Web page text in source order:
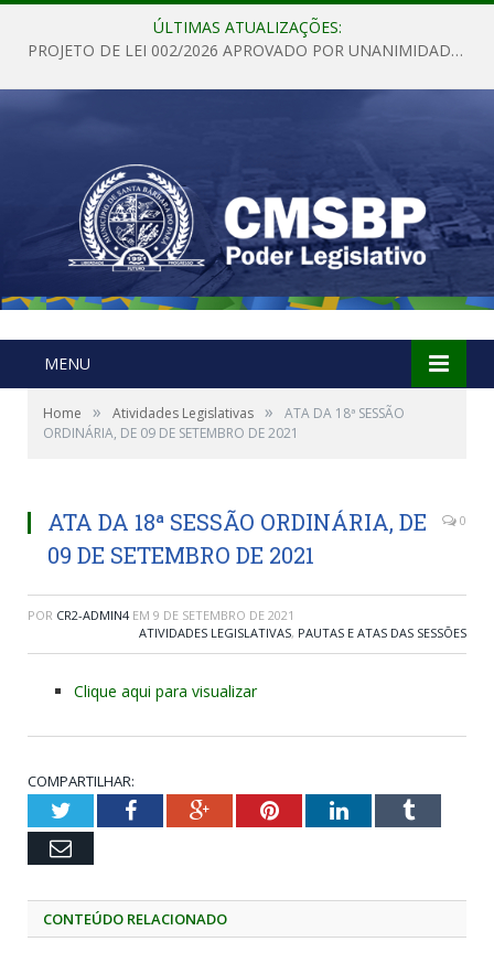
ÚLTIMAS ATUALIZAÇÕES:
PROJETO DE LEI 002/2026 APROVADO POR UNANIMIDADE EM SESSÃO ORDINÁRIA NESTA QUINTA – FEIRA 28 DE MAIO DE 2026
MENU
Home » Atividades Legislativas »
ATA DA 18ª SESSÃO
ORDINÁRIA, DE 09 DE SETEMBRO DE 2021
ATA DA 18ª SESSÃO ORDINÁRIA, DE
09 DE SETEMBRO DE 2021
0
POR CR2-ADMIN4 EM 9 DE SETEMBRO DE 2021
ATIVIDADES LEGISLATIVAS, PAUTAS E ATAS DAS SESSÕES
Clique aqui para visualizar
COMPARTILHAR:
TwitterFacebookGoogle+PinterestLinkedInTumblr
Email
CONTEÚDO RELACIONADO